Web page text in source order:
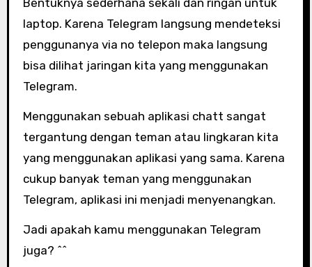
laptop. Karena Telegram langsung mendeteksi
penggunanya via no telepon maka langsung
bisa dilihat jaringan kita yang menggunakan
Telegram.
Menggunakan sebuah aplikasi chatt sangat
tergantung dengan teman atau lingkaran kita
yang menggunakan aplikasi yang sama. Karena
cukup banyak teman yang menggunakan
Telegram, aplikasi ini menjadi menyenangkan.
Jadi apakah kamu menggunakan Telegram
juga? ^^